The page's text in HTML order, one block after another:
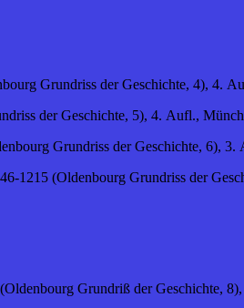
Grundriss der Geschichte, 4), 4.
der Geschichte, 5), 4. Aufl.,
Grundriss der Geschichte, 6),
1215 (Oldenbourg Grundriss der
Grundriß der Geschichte,